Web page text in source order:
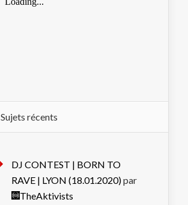
Sujets récents
DJ CONTEST | BORN TO
RAVE | LYON (18.01.2020)par
TheAktivists